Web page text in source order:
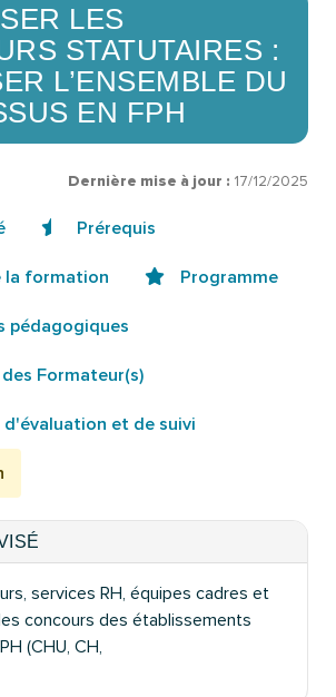
LES
STATUTAIRES :
L’ENSEMBLE DU
EN FPH
Dernière mise à jour : 17/12/2025
Prérequis
la formation Programme
pédagogiques
Formateur(s)
et de suivi
services RH, équipes cadres et
concours des établissements
(CHU, CH,